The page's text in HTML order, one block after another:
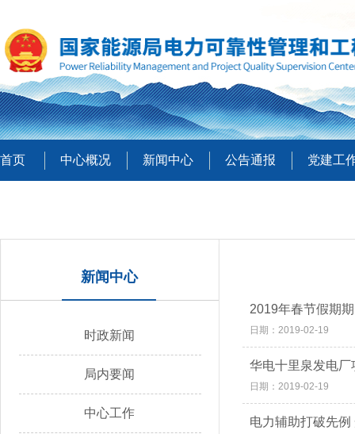
首页 中心概况 新闻中心 公告通报 党建工
新闻中心
时政新闻
局内要闻
中心工作
2019年春节假期
日期：2019-02-19
华电十里泉发电
日期：2019-02-19
电力辅助打破先